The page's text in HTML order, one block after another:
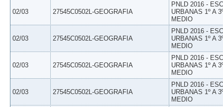
02/03 27545C0502L-GEOGRAFIA
PNLD 2016 -
URBANAS 1º A
MEDIO
02/03 27545C0502L-GEOGRAFIA
PNLD 2016 -
URBANAS 1º A
MEDIO
02/03 27545C0502L-GEOGRAFIA
PNLD 2016 -
URBANAS 1º A
MEDIO
02/03 27545C0502L-GEOGRAFIA
PNLD 2016 -
URBANAS 1º A
MEDIO